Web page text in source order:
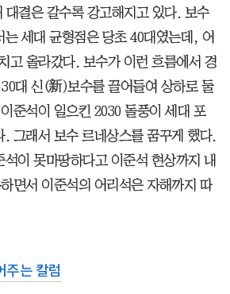
결은 갈수록 강고해지고 있다. 보수
는 세대 균형점은 당초 40대였는데, 어
고 올라갔다. 보수가 이런 흐름에서 경
대 신(新)보수를 끌어들여 상하로 둘
준석이 일으킨 2030 돌풍이 세대 포
. 그래서 보수 르네상스를 꿈꾸게 했다.
이 못마땅하다고 이준석 현상까지 내
면서 이준석의 어리석은 자해까지 따
주는 칼럼